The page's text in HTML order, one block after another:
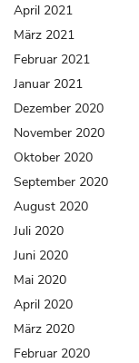
April 2021
März 2021
Februar 2021
Januar 2021
Dezember 2020
November 2020
Oktober 2020
September 2020
August 2020
Juli 2020
Juni 2020
Mai 2020
April 2020
März 2020
Februar 2020